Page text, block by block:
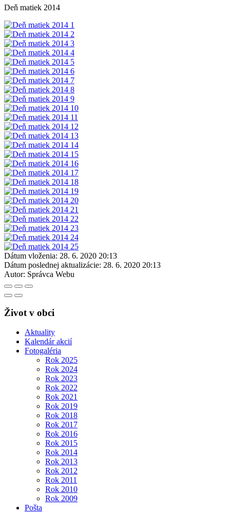
Deň matiek 2014
Dátum vloženia: 28. 6. 2020 20:13
Dátum poslednej aktualizácie: 28. 6. 2020 20:13
Autor: Správca Webu
Život v obci
Aktuality
Kalendár akcií
Fotogaléria
Rok 2025
Rok 2024
Rok 2023
Rok 2022
Rok 2021
Rok 2019
Rok 2018
Rok 2017
Rok 2016
Rok 2015
Rok 2014
Rok 2013
Rok 2012
Rok 2011
Rok 2010
Rok 2009
Pošta